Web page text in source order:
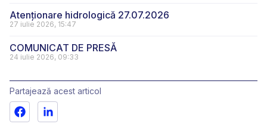
Atenționare hidrologică 27.07.2026
27 iulie 2026, 15:47
COMUNICAT DE PRESĂ
24 iulie 2026, 09:33
Partajează acest articol